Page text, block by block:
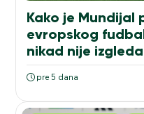
Kako je Mundijal
evropskog
nikad nije
pre 5 dana